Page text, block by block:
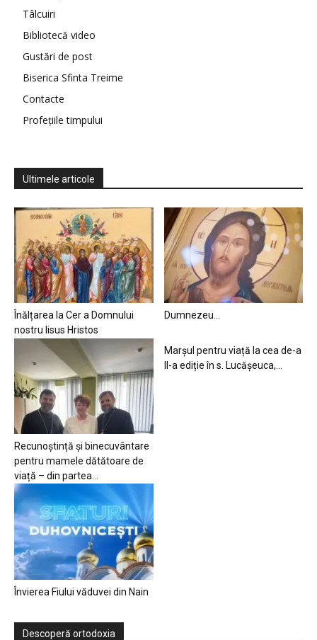
Tâlcuiri
Bibliotecă video
Gustări de post
Biserica Sfinta Treime
Contacte
Profețiile timpului
Ultimele articole
Înălțarea la Cer a Domnului
nostru Iisus Hristos
Dumnezeu…
Recunoștință și binecuvântare
pentru mamele dătătoare de
viață – din partea...
Marșul pentru viață la cea de-a
II-a ediție în s. Lucășeuca,...
Învierea Fiului văduvei din Nain
Descoperă ortodoxia